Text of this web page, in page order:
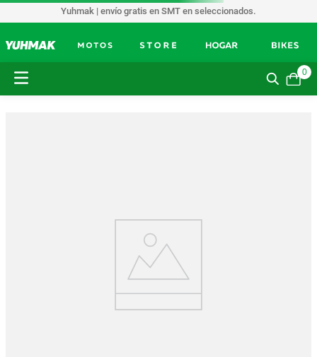
Yuhmak | envío gratis en SMT en seleccionados.
0